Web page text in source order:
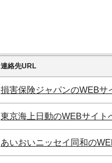
連絡先URL
損害保険ジャパンのWEBサ
東京海上日動のWEBサイト
あいおいニッセイ同和の